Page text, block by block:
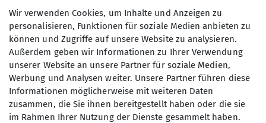
Wir verwenden Cookies, um Inhalte und Anzeigen zu
personalisieren, Funktionen für soziale Medien anbieten zu
können und Zugriffe auf unsere Website zu analysieren.
Außerdem geben wir Informationen zu Ihrer Verwendung
unserer Website an unsere Partner für soziale Medien,
Werbung und Analysen weiter. Unsere Partner führen diese
Informationen möglicherweise mit weiteren Daten
zusammen, die Sie ihnen bereitgestellt haben oder die sie
im Rahmen Ihrer Nutzung der Dienste gesammelt haben.